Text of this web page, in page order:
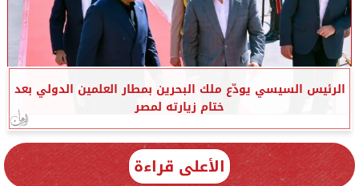
الرئيس السيسي يودّع ملك البحرين بمطار العلمين الدولي بعد
ختام زيارته لمصر
الأعلى قراءة